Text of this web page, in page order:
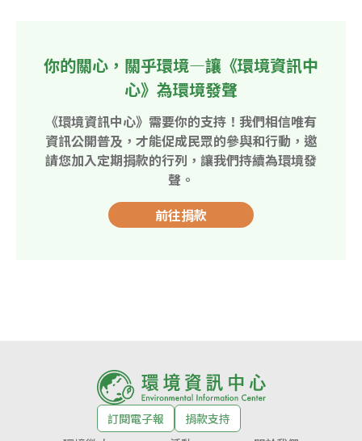
你的關心，關乎環境—讓《環境資訊中
心》為環境發聲
《環境資訊中心》需要你的支持！我們相信唯有
資訊公開普及，才能促成民眾的參與和行動，邀
請您加入定期捐款的行列，讓我們持續為環境發
聲。
前往捐款
訂閱電子報
捐款支持